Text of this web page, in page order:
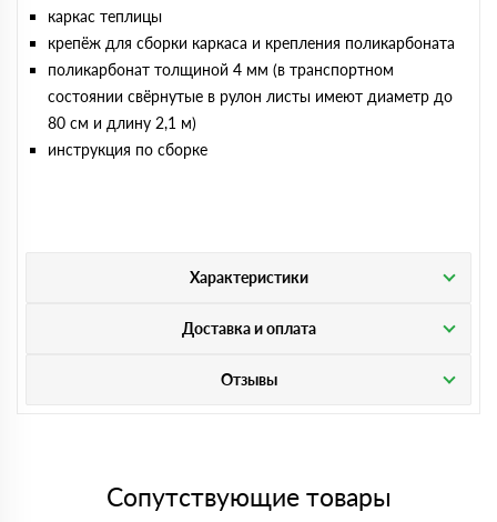
каркас теплицы
крепёж для сборки каркаса и крепления поликарбоната
поликарбонат толщиной 4 мм (в транспортном
состоянии свёрнутые в рулон листы имеют диаметр до
80 см и длину 2,1 м)
инструкция по сборке
Характеристики
Доставка и оплата
Отзывы
Сопутствующие товары